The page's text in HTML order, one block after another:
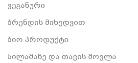
ვეგანური
ბრენდის მიხედვით
ბიო პროდუქტი
სილამაზე და თავის მოვლა